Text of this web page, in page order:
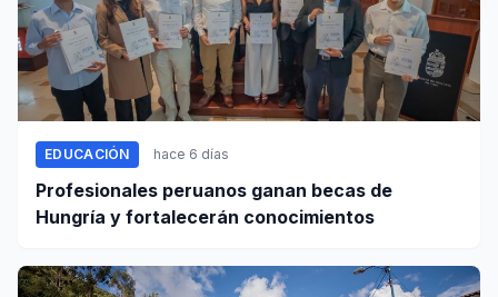
EDUCACIÓN hace 6 días
Profesionales peruanos ganan becas de
Hungría y fortalecerán conocimientos